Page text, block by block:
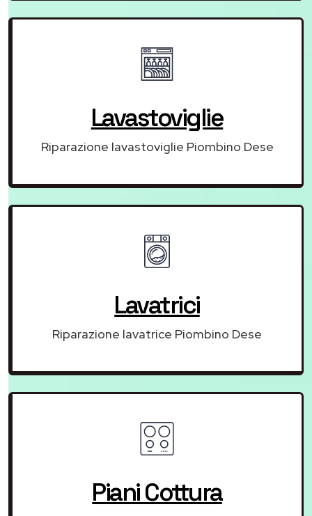
Lavastoviglie
Riparazione lavastoviglie Piombino Dese
Lavatrici
Riparazione lavatrice Piombino Dese
Piani Cottura